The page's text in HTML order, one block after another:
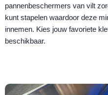
pannenbeschermers van vilt
kunt stapelen waardoor deze
innemen. Kies jouw favoriete
beschikbaar.